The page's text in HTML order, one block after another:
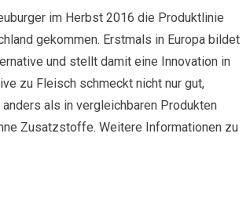
im Herbst 2016 die Produktlinie
gekommen. Erstmals in Europa bildet
und stellt damit eine Innovation in
zu Fleisch schmeckt nicht nur gut,
als in vergleichbaren Produkten
Zusatzstoffe. Weitere Informationen zu